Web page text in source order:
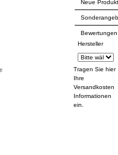
Neue
Bewertungen
Hersteller
Tragen Sie hier
Ihre
Versandkosten
Informationen
ein.